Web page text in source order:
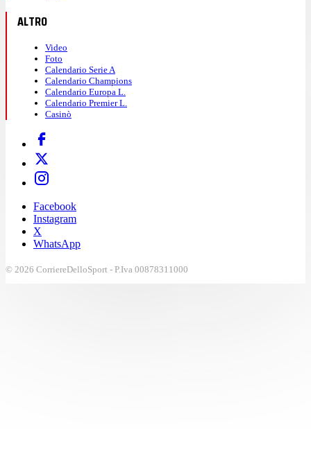
ALTRO
Video
Foto
Calendario Serie A
Calendario Champions
Calendario Europa L.
Calendario Premier L.
Casinò
Facebook
Instagram
X
WhatsApp
© 2026 CorriereDelloSport - P.Iva 00878311000